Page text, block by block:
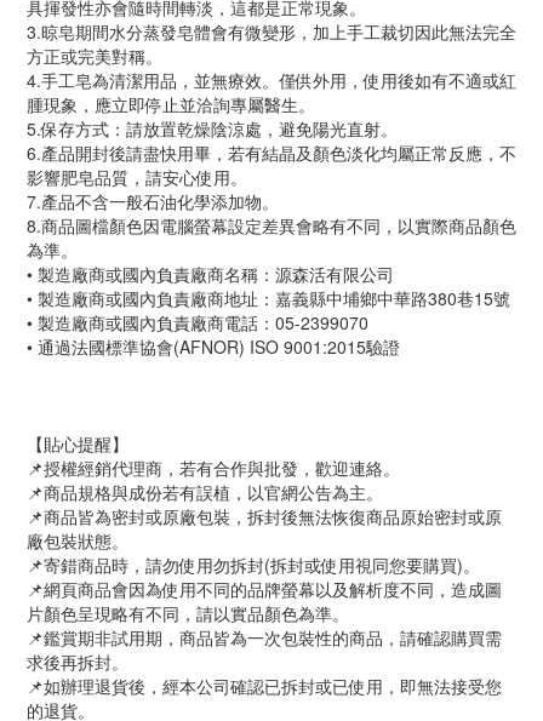
具揮發性亦會隨時間轉淡，這都是正常現象。
3.晾皂期間水分蒸發皂體會有微變形，加上手工裁切因此無法完全
方正或完美對稱。
4.手工皂為清潔用品，並無療效。僅供外用，使用後如有不適或紅
腫現象，應立即停止並洽詢專屬醫生。
5.保存方式：請放置乾燥陰涼處，避免陽光直射。
6.產品開封後請盡快用畢，若有結晶及顏色淡化均屬正常反應，不
影響肥皂品質，請安心使用。
7.產品不含一般石油化學添加物。
8.商品圖檔顏色因電腦螢幕設定差異會略有不同，以實際商品顏色
為準。
• 製造廠商或國內負責廠商名稱：源森活有限公司
• 製造廠商或國內負責廠商地址：嘉義縣中埔鄉中華路380巷15號
• 製造廠商或國內負責廠商電話：05-2399070
• 通過法國標準協會(AFNOR) ISO 9001:2015驗證
【貼心提醒】
📌授權經銷代理商，若有合作與批發，歡迎連絡。
📌商品規格與成份若有誤植，以官網公告為主。
📌商品皆為密封或原廠包裝，拆封後無法恢復商品原始密封或原
廠包裝狀態。
📌寄錯商品時，請勿使用勿拆封(拆封或使用視同您要購買)。
📌網頁商品會因為使用不同的品牌螢幕以及解析度不同，造成圖
片顏色呈現略有不同，請以實品顏色為準。
📌鑑賞期非試用期，商品皆為一次包裝性的商品，請確認購買需
求後再拆封。
📌如辦理退貨後，經本公司確認已拆封或已使用，即無法接受您
的退貨。